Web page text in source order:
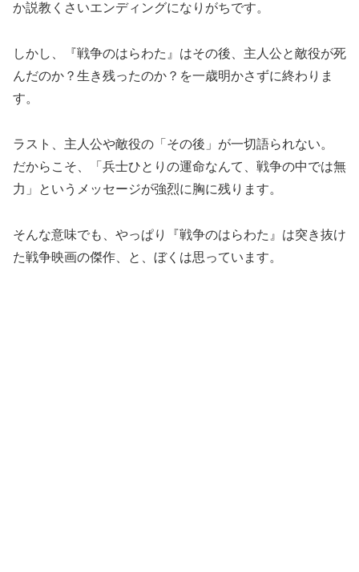
か説教くさいエンディングになりがちです。
しかし、『戦争のはらわた』はその後、主人公と敵役が死
んだのか？生き残ったのか？を一歳明かさずに終わりま
す。
ラスト、主人公や敵役の「その後」が一切語られない。
だからこそ、「兵士ひとりの運命なんて、戦争の中では無
力」というメッセージが強烈に胸に残ります。
そんな意味でも、やっぱり『戦争のはらわた』は突き抜け
た戦争映画の傑作、と、ぼくは思っています。